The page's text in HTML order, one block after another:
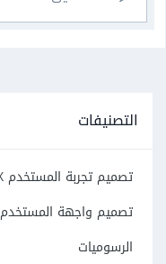
التصنيفات
تصميم تجربة المستخدم UX
تصميم واجهة المستخدم UI
الرسوميات